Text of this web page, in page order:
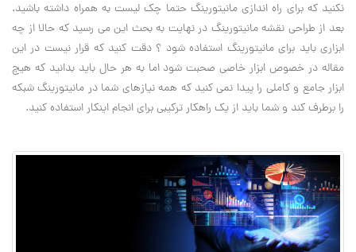
نکنید که برای راه اندازی مانیتورینگ حتما چک لیست به همراه داشته باشید.
بعد از طراحی نقشه مانیتورینگ در نهایت به بحث این می رسید که حالا از چه
ابزاری باید برای مانیتورینگ استفاده شود ؟ دقت کنید که قرار نیست در این
مقاله در خصوص ابزار خاصی صحبت شود اما به هر حال باید بدانید که هیچ
ابزار جامع و کاملی را پیدا نمی کنید که همه نیازهای شما در مانیتورینگ شبکه
را برطرف کند و شما باید از یک راهکار ترکیبی برای انجام اینکار استفاده کنید.